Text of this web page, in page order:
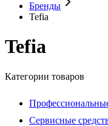
Бренды
Tefia
Tefia
Категории товаров
Сервисные